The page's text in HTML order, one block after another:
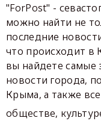
"ForPost" -
можно найти не
последние
что происходит в
вы найдете самые
новости города,
Крыма, а также
обществе,